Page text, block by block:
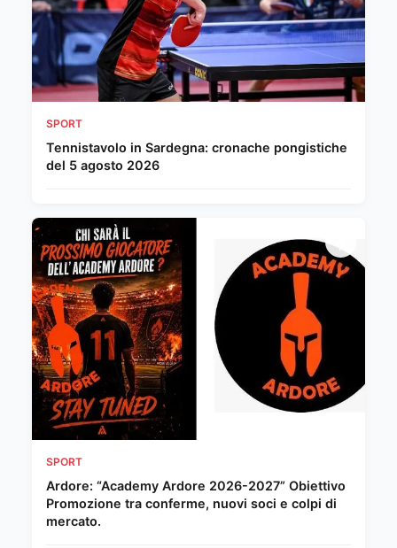
SPORT
Tennistavolo in Sardegna: cronache pongistiche
del 5 agosto 2026
SPORT
Ardore: “Academy Ardore 2026-2027” Obiettivo
Promozione tra conferme, nuovi soci e colpi di
mercato.